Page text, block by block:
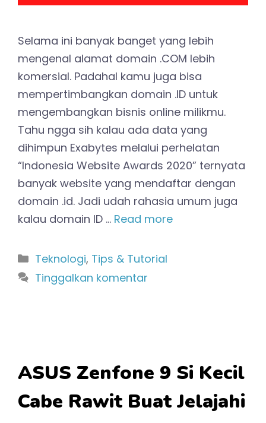
Selama ini banyak banget yang lebih
mengenal alamat domain .COM lebih
komersial. Padahal kamu juga bisa
mempertimbangkan domain .ID untuk
mengembangkan bisnis online milikmu.
Tahu ngga sih kalau ada data yang
dihimpun Exabytes melalui perhelatan
“Indonesia Website Awards 2020” ternyata
banyak website yang mendaftar dengan
domain .id. Jadi udah rahasia umum juga
kalau domain ID … Read more
Kategori
Teknologi, Tips & Tutorial
Tinggalkan komentar
ASUS Zenfone 9 Si Kecil
Cabe Rawit Buat Jelajahi